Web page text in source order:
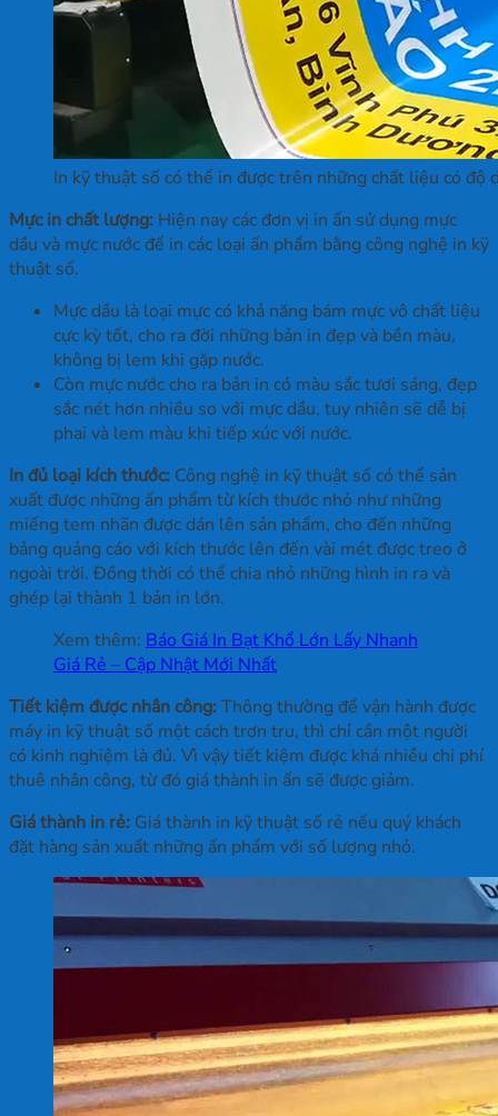
In kỹ thuật số có thể in được trên những chất liệu có độ
Mực in chất lượng: Hiện nay các đơn vị in ấn sử dụng mực
dầu và mực nước để in các loại ấn phẩm bằng công nghệ in kỹ
thuật số.
Mực dầu là loại mực có khả năng bám mực vô chất liệu
cực kỳ tốt, cho ra đời những bản in đẹp và bền màu,
không bị lem khi gặp nước.
Còn mực nước cho ra bản in có màu sắc tươi sáng, đẹp
sắc nét hơn nhiều so với mực dầu, tuy nhiên sẽ dễ bị
phai và lem màu khi tiếp xúc với nước.
In đủ loại kích thước: Công nghệ in kỹ thuật số có thể sản
xuất được những ấn phẩm từ kích thước nhỏ như những
miếng tem nhãn được dán lên sản phẩm, cho đến những
bảng quảng cáo với kích thước lên đến vài mét được treo ở
ngoài trời. Đồng thời có thể chia nhỏ những hình in ra và
ghép lại thành 1 bản in lớn.
Xem thêm: Báo Giá In Bạt Khổ Lớn Lấy Nhanh
Giá Rẻ – Cập Nhật Mới Nhất
Tiết kiệm được nhân công:Thông thường để vận hành được
máy in kỹ thuật số một cách trơn tru, thì chỉ cần một người
có kinh nghiệm là đủ. Vì vậy tiết kiệm được khá nhiều chi phí
thuê nhân công, từ đó giá thành in ấn sẽ được giảm.
Giá thành in rẻ: Giá thành in kỹ thuật số rẻ nếu quý khách
đặt hàng sản xuất những ấn phẩm với số lượng nhỏ.